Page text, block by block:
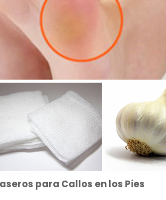
para Callos en los Pies